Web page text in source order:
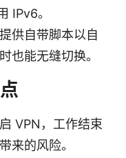
IPv6。
供自带脚本以自
也能无缝切换。
VPN，工作结束
来的风险。